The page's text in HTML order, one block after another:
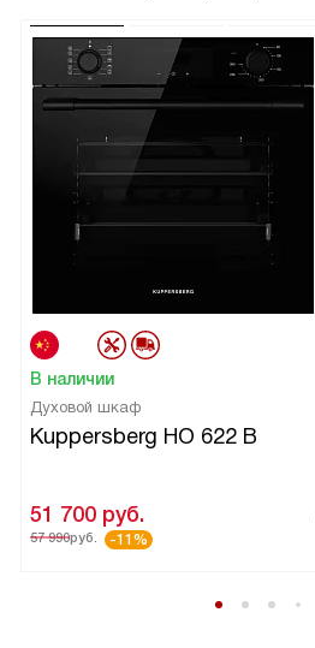
В наличии
Духовой шкаф
Kuppersberg HO 622 B
51 700 руб.
57 990руб. -11%